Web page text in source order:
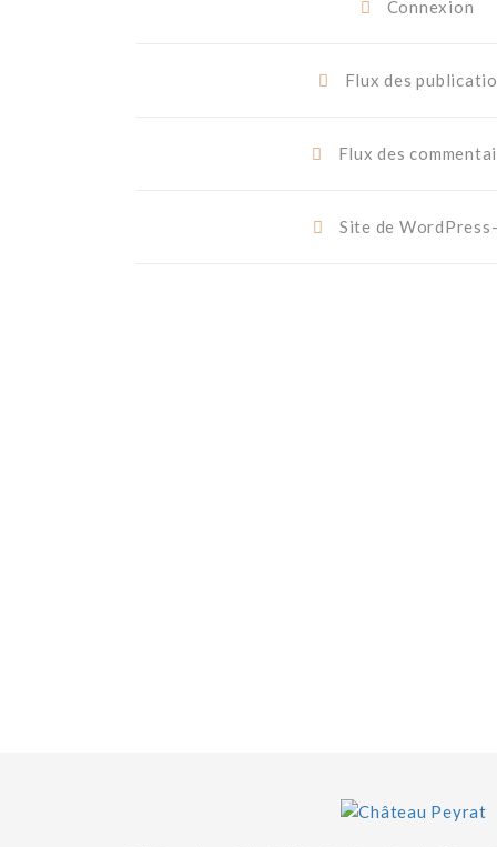
Connexion
Flux des
Flux des
Site de